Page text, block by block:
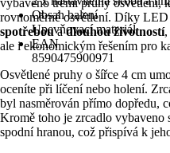
Obsah balení
Upevňovací materiál
EAN
8590475900971
vybaveno třemi pruhy osvětlení,
rovnoměrné osvětlení. Díky
spotřebouadlouhou životností,
ale i ekonomickým řešením pro
Osvětlené pruhy o šířce 4 cm
oceníte při líčení nebo holení.
byl nasměrován přímo dopředu,
Kromě toho je zrcadlo vybaveno
spodní hranou, což přispívá k